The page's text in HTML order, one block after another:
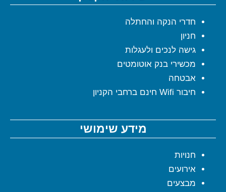
חדרי הנקה והחתלה
חניון
גישה לנכים ולעגלות
מכשירי בנק אוטומטים
אבטחה
חיבור Wifi חינם ברחבי הקניון
מידע שימושי
חנויות
אירועים
מבצעים